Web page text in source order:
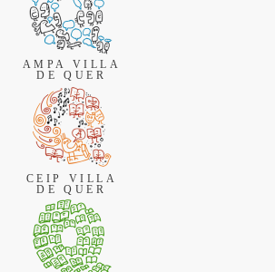
AMPA VILLA
DE QUER
CEIP VILLA
DE QUER